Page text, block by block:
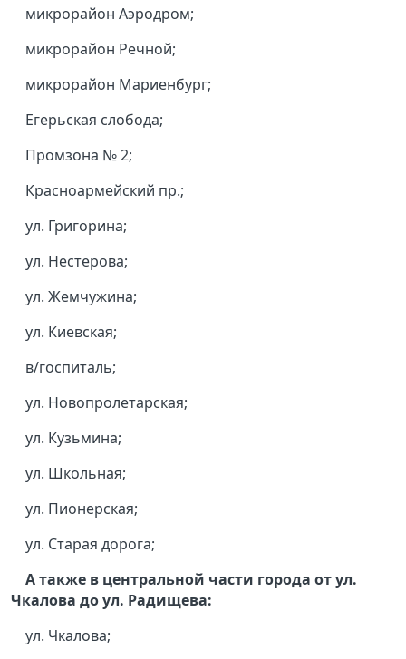
микрорайон Аэродром;
микрорайон Речной;
микрорайон Мариенбург;
Егерьская слобода;
Промзона № 2;
Красноармейский пр.;
ул. Григорина;
ул. Нестерова;
ул. Жемчужина;
ул. Киевская;
в/госпиталь;
ул. Новопролетарская;
ул. Кузьмина;
ул. Школьная;
ул. Пионерская;
ул. Старая дорога;
А также в центральной части города от ул.
Чкалова до ул. Радищева:
ул. Чкалова;